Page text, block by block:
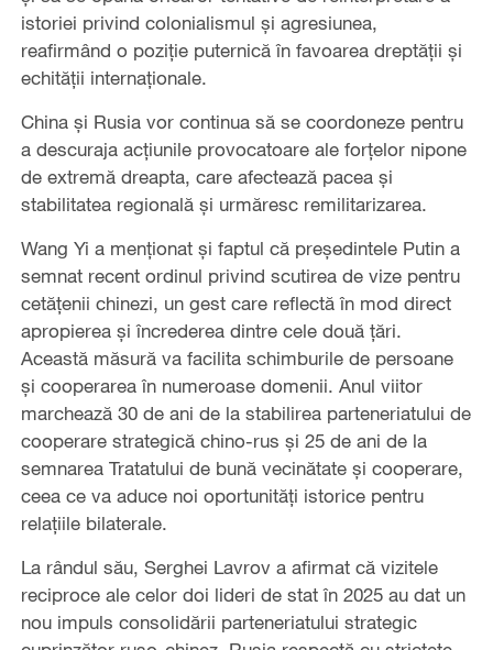
istoriei privind colonialismul și agresiunea,
reafirmând o poziție puternică în favoarea dreptății și
echității internaționale.
China și Rusia vor continua să se coordoneze pentru
a descuraja acțiunile provocatoare ale forțelor nipone
de extremă dreapta, care afectează pacea și
stabilitatea regională și urmăresc remilitarizarea.
Wang Yi a menționat și faptul că președintele Putin a
semnat recent ordinul privind scutirea de vize pentru
cetățenii chinezi, un gest care reflectă în mod direct
apropierea și încrederea dintre cele două țări.
Această măsură va facilita schimburile de persoane
și cooperarea în numeroase domenii. Anul viitor
marchează 30 de ani de la stabilirea parteneriatului de
cooperare strategică chino-rus și 25 de ani de la
semnarea Tratatului de bună vecinătate și cooperare,
ceea ce va aduce noi oportunități istorice pentru
relațiile bilaterale.
La rândul său, Serghei Lavrov a afirmat că vizitele
reciproce ale celor doi lideri de stat în 2025 au dat un
nou impuls consolidării parteneriatului strategic